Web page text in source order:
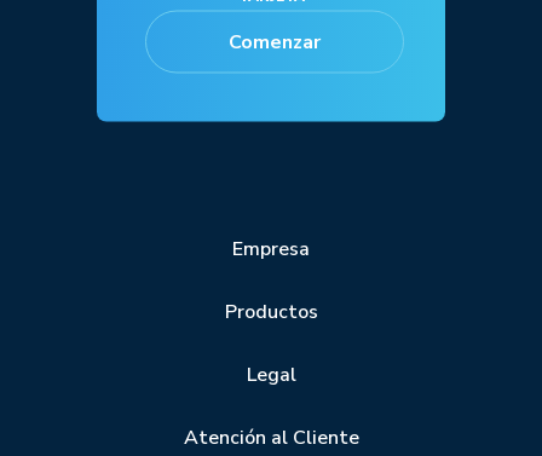
Comenzar
Empresa
Productos
Legal
Atención al Cliente